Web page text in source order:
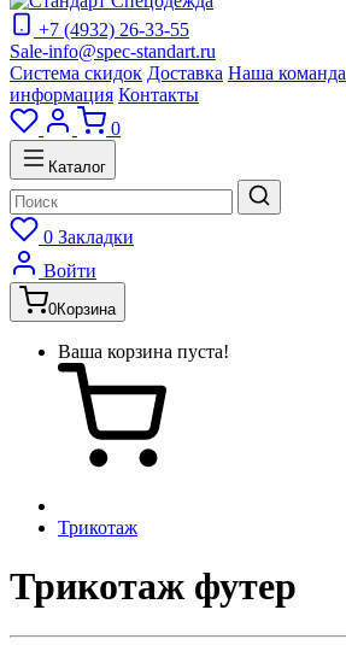
+7 (4932) 26-33-55
Sale-info@spec-standart.ru
Система скидок Доставка Наша команда
информация Контакты
0
Каталог
0 Закладки
Войти
0Корзина
Ваша корзина пуста!
Трикотаж
Трикотаж футер